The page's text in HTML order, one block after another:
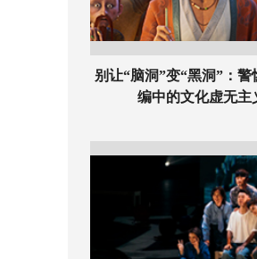
别让“脑洞”变“黑洞”：警
编中的文化虚无主